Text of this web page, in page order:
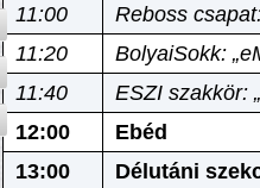
11:00
Reboss
11:20
BolyaiSokk:
11:40
ESZI szakkör:
12:00
Ebéd
13:00
Délutáni